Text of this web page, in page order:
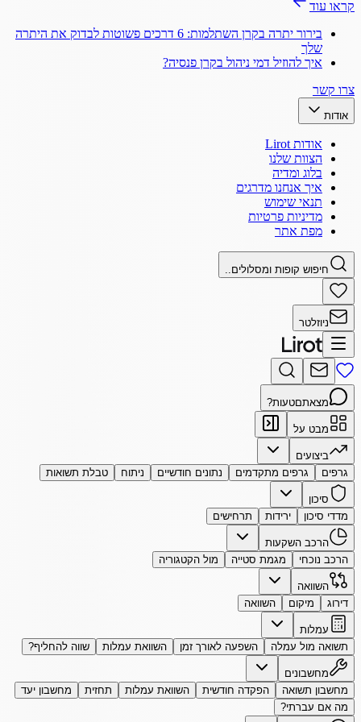
קראו עוד
בירור יתרה בקרן השתלמות: 6 דרכים פשוטות לבדוק את היתרה
שלך
איך להוזיל דמי ניהול בקרן פנסיה?
צרו קשר
אודות
אודות Lirot
הצוות שלנו
בלוג ומדיה
איך אנחנו מדרגים
תנאי שימוש
מדיניות פרטיות
מפת אתר
חיפוש קופות ומסלולים..
ניוזלטר
מצאתםטעות?
מבט על
ביצועים
גרפים
גרפים מתקדמים נתונים חודשיים ניתוח טבלת תשואות
סיכון
מדדי סיכון
ירידות תרחישים
הרכב השקעות
הרכב נוכחי
מגמת סטייה מול הקטגוריה
השוואה
דירוג
מיקום השוואה
עמלות
תשואה מול עמלה
השפעה לאורך זמן השוואת עמלות שווה להחליף?
מחשבונים
מחשבון תשואה
הפקדה חודשית השוואת עמלות תחזית
מחשבון יעד
מה אם עברתי?